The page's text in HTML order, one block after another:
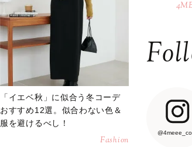
「イエベ秋」に似合う冬コーデ
おすすめ12選。似合わない色＆
服を避けるべし！
Fashion